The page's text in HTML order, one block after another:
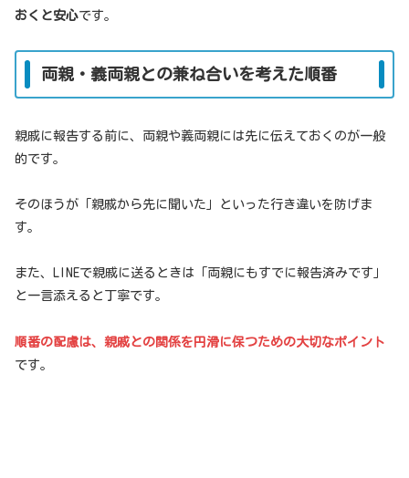
おくと安心です。
両親・義両親との兼ね合いを考えた順番
親戚に報告する前に、両親や義両親には先に伝えておくのが一般
的です。
そのほうが「親戚から先に聞いた」といった行き違いを防げま
す。
また、LINEで親戚に送るときは「両親にもすでに報告済みです」
と一言添えると丁寧です。
順番の配慮は、親戚との関係を円滑に保つための大切なポイント
です。